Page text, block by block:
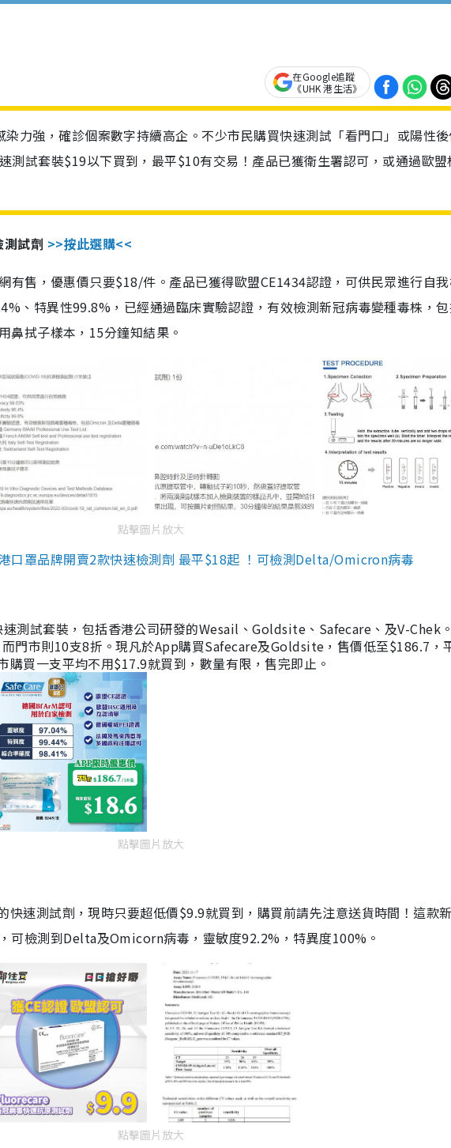
在Google追蹤
《UHK 港生活》
力強，確診個案數字持續高企。不少市民購買快速測試「看門口」或陽性
測試套裝$19以下買到，最平$10有交易！產品已獲衛生署認可，或通過歐盟
測試劑 >>按此選購<<
有售，優惠價只要$18/件。產品已獲得歐盟CE1434認證，可供民眾進行自
、特異性99.8%，已經通過臨床實驗認證，有效檢測新冠病毒變種毒株，
拭子樣本，15分鐘知結果。
點擊圖片放大
口罩品牌開賣2款快速檢測劑 最平$18起 ！可檢測Delta/Omicron病毒
測試套裝，包括香港公司研發的Wesail、Goldsite、Safecare、及V-Chek
門市則10支8折。現凡於App購買Safecare及Goldsite，售價低至$186.7，
購買一支平均不用$17.9就買到，數量有限，售完即止。
點擊圖片放大
速測試劑，現時只要超低價$9.9就買到，購買前請先注意送貨時間！這款
可檢測到Delta及Omicorn病毒，靈敏度92.2%，特異度100%。
點擊圖片放大